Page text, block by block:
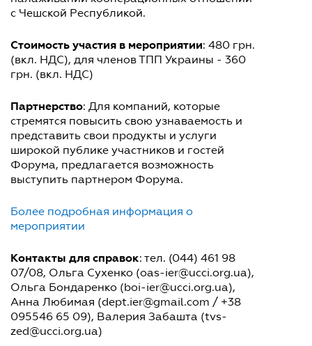
с Чешской Республикой.
Стоимость участия в мероприятии: 480 грн.
(вкл. НДС), для членов ТПП Украины - 360
грн. (вкл. НДС)
Партнерство: Для компаний, которые
стремятся повысить свою узнаваемость и
представить свои продукты и услуги
широкой публике участников и гостей
Форума, предлагается возможность
выступить партнером Форума.
Более подробная информация о
мероприятии
Контакты для справок: тел. (044) 461 98
07/08, Ольга Сухенко (oas-ier@ucci.org.ua),
Ольга Бондаренко (boi-ier@ucci.org.ua),
Анна Любимая (dept.ier@gmail.com / +38
095546 65 09), Валерия Забашта (tvs-
zed@ucci.org.ua)